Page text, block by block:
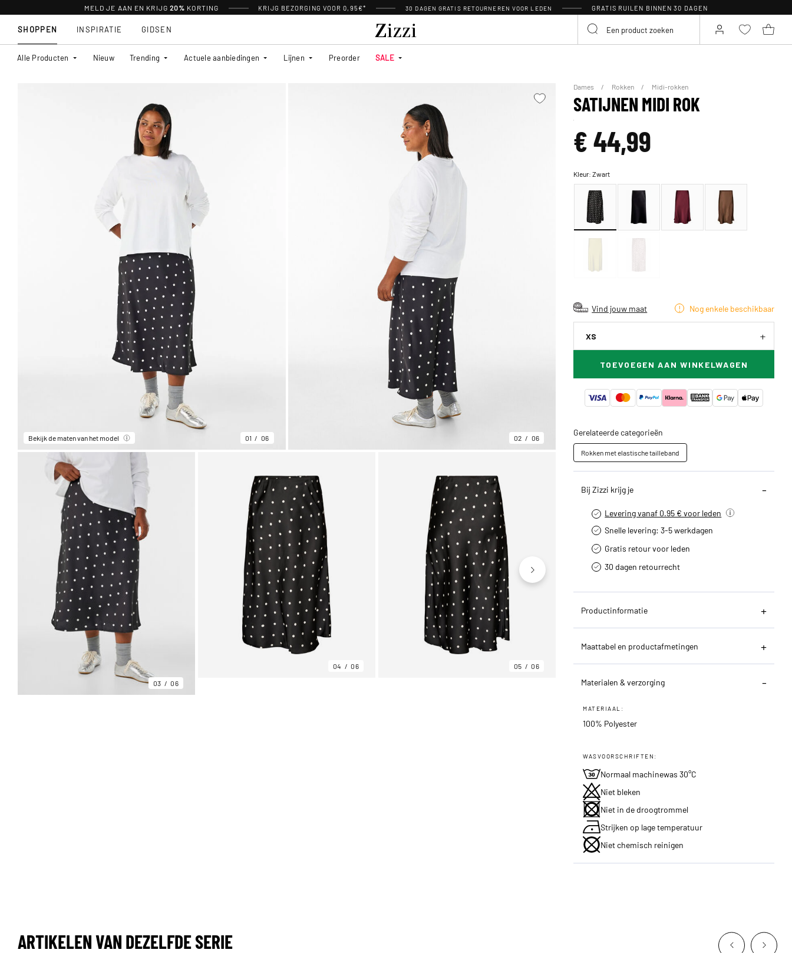
MELD JE AAN EN KRIJG 20% KORTING KRIJG BEZORGING VOOR 0,95€* 30 DAGEN GRATIS RETOURNEREN VOOR LEDEN GRATIS RUILEN BINNEN 30 DAGEN
SHOPPEN
Alle Producten Nieuw Trending Actuele aanbiedingen Lijnen Preorder SALE
INSPIRATIE GIDSEN
Bekijk de maten van het model 01 06 02 06
03 06
04 06 05 06 06 06
Dames Rokken Midi-rokken
SATIJNEN MIDI ROK
€ 44,99
Kleur:Zwart
Vind jouw maat Nog enkele beschikbaar
XS
TOEVOEGEN AAN WINKELWAGEN
Gerelateerde categorieën
Rokken met elastische tailleband
Bij Zizzi krijg je
Levering vanaf 0.95 € voor leden
Snelle levering: 3-5 werkdagen
Gratis retour voor leden
30 dagen retourrecht­
Productinformatie
Maattabel en productafmetingen
Materialen & verzorging
MATERIAAL:
100% Polyester
WASVOORSCHRIFTEN:
Normaal machinewas 30°C
Niet bleken
Niet in de droogtrommel
Strijken op lage temperatuur
Niet chemisch reinigen
ARTIKELEN VAN DEZELFDE SERIE